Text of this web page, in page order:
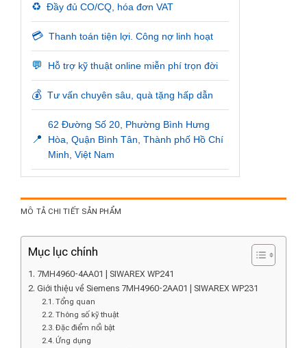
♻️ Đầy đủ CO/CQ, hóa đơn VAT
💳 Thanh toán tiện lợi. Công nợ linh hoạt
💬 Hỗ trợ kỹ thuật online miễn phí trọn đời
💰 Tư vấn chuyên sâu, quà tặng hấp dẫn
📍
62 Đường Số 20, Phường Bình Hưng
Hòa, Quận Bình Tân, Thành phố Hồ Chí
Minh, Việt Nam
MÔ TẢ CHI TIẾT SẢN PHẨM
Mục lục chính
7MH4960-4AA01 | SIWAREX WP241
Giới thiệu về Siemens 7MH4960-2AA01 | SIWAREX WP231
Tổng quan
Thông số kỹ thuật
Đặc điểm nổi bật
Ứng dụng